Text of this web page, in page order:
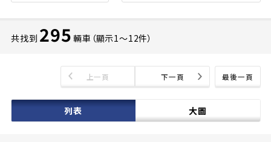
共找到 295 輛車（顯示1〜12件）
最後一頁
上一頁 下一頁
列表 大圖